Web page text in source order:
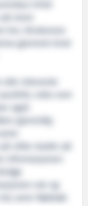
Brukarane
gjennom bruk
relevante
også
gjensidig
ulike stader på
ute og
seier Rødstøl.